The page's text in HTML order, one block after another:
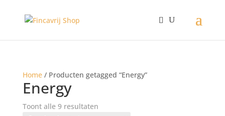
Home/ Producten getagged “Energy”
Energy
Toont alle 9 resultaten